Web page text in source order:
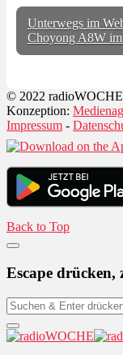
Unterwegs im
Choyong A8W im
© 2022
Konzeption:
Impressum -
Back to Top
Escape drücken,